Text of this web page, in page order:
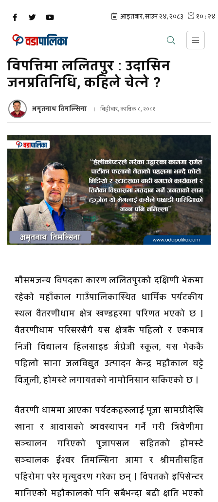
विपत्तिमा ललितपुर : उदासिन
जनप्रतिनिधि, कहिले चेत्ने ?
अमृतनाथ तिमल्सिना बिहीबार, कात्तिक ८, २०८१
मौसमजन्य विपदका कारण ललितपुरको दक्षिणी भेकमा
रहेको महाँकाल गाउँपालिकास्थित धार्मिक पर्यटकीय
स्थल वैतरणीधाम क्षेत्र खण्डहरमा परिणत भएको छ ।
वैतरणीधाम परिसरसँगै यस क्षेत्रकै पहिलो र एकमात्र
निजी विद्यालय हिलसाइड अँग्रेजी स्कूल, यस भेककै
पहिलो साना जलविद्युत उत्पादन केन्द्र महाँकाल घट्टे
विजुली, होमस्टे लगायतको नामोनिसान सकिएको छ ।
वैतरणी धाममा आएका पर्यटकहरुलाई पूजा सामग्रीदेखि
खाना र आवासको व्यवस्थापन गर्ने गरी त्रिवेणीमा
सञ्चालन गरिएको पुजापसल सहितको होमस्टे
सञ्चालक ईश्वर तिमल्सिना आमा र श्रीमतीसहित
पहिरोमा परेर मृत्युवरण गरेका छन् । विपतको इपिसेन्टर
मानिएको महाँकालको पनि सबैभन्दा बढी क्षति भएको